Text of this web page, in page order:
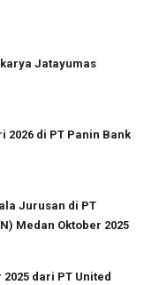
Jatayumas
2026 di PT Panin Bank
Jurusan di PT
Medan Oktober 2025
dari PT United